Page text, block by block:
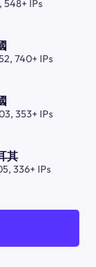
548+ IPs
740+ IPs
353+ IPs
其
336+ IPs